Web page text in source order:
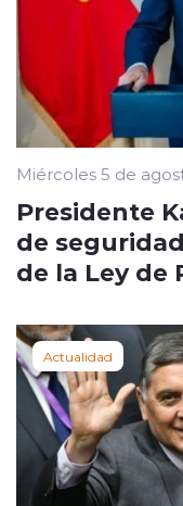
Miércoles 5 de
Presidente
de
de la Ley de
Actualidad